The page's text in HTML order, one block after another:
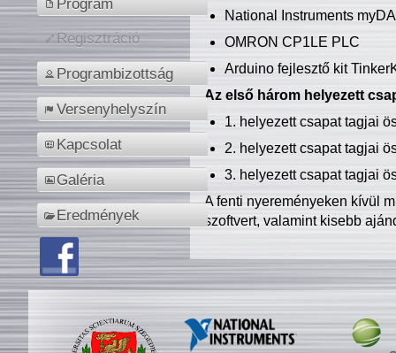
Regisztráció
Programbizottság
Versenyhelyszín
Kapcsolat
Galéria
Eredmények
National Instruments
OMRON CP1LE PLC
Arduino fejlesztő kit
Az első három helyezett
1. helyezett csapat tagjai
2. helyezett csapat tagjai
3. helyezett csapat tagjai
A fenti nyereményeken kívül
szoftvert, valamint kisebb